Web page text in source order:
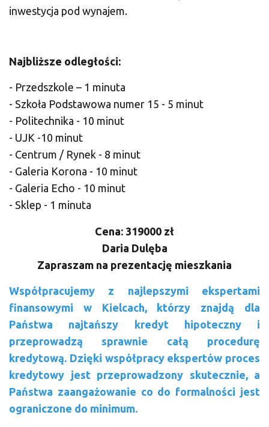
inwestycja pod wynajem.
Najbliższe odległości:
​​​- Przedszkole – 1 minuta
- Szkoła Podstawowa numer 15 - 5 minut
- Politechnika - 10 minut
- UJK -10 minut
- Centrum / Rynek - 8 minut
- Galeria Korona - 10 minut
- Galeria Echo - 10 minut
- Sklep - 1 minuta
Cena: 319000 zł
Daria Dulęba
Zapraszam na prezentację mieszkania
Współpracujemy z najlepszymi ekspertami
finansowymi w Kielcach, którzy znajdą dla
Państwa najtańszy kredyt hipoteczny i
przeprowadzą sprawnie całą procedurę
kredytową. Dzięki współpracy ekspertów proces
kredytowy jest przeprowadzony skutecznie, a
Państwa zaangażowanie co do formalności jest
ograniczone do minimum.